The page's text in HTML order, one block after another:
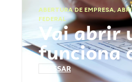
ABERTURA DE EMPRESA,
FEDERAL
Vai abrir
funciona
ACESSAR